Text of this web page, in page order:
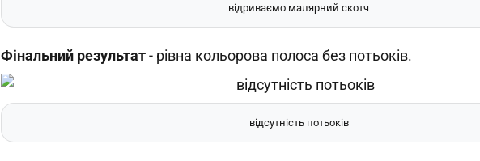
відриваємо малярний скотч
Фінальний результат- рівна кольорова полоса без потьоків.
відсутність потьоків